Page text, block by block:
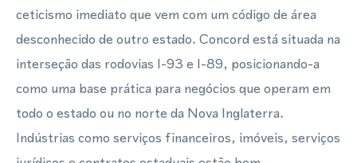
ceticismo imediato que vem com um código de área
desconhecido de outro estado. Concord está situada na
interseção das rodovias I-93 e I-89, posicionando-a
como uma base prática para negócios que operam em
todo o estado ou no norte da Nova Inglaterra.
Indústrias como serviços financeiros, imóveis, serviços